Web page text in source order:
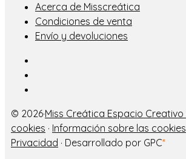
Acerca de Misscreática
Condiciones de venta
Envío y devoluciones
© 2026·Miss Creática Espacio Creativo
cookies · Información sobre las cookies
Privacidad · Desarrollado por GPC*